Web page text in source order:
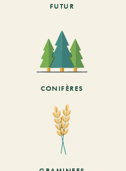
FUTUR
CONIFÈRES